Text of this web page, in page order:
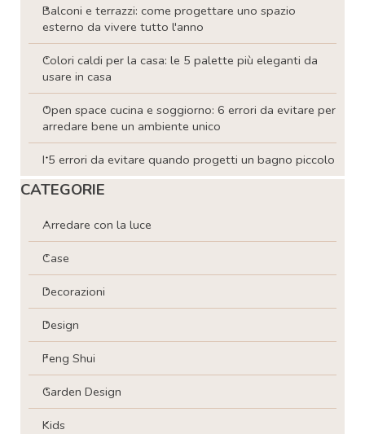
Balconi e terrazzi: come progettare uno spazio
esterno da vivere tutto l'anno
Colori caldi per la casa: le 5 palette più eleganti da
usare in casa
Open space cucina e soggiorno: 6 errori da evitare per
arredare bene un ambiente unico
I 5 errori da evitare quando progetti un bagno piccolo
Salta blocco CATEGORIE
CATEGORIE
Arredare con la luce
Case
Decorazioni
Design
Feng Shui
Garden Design
Kids